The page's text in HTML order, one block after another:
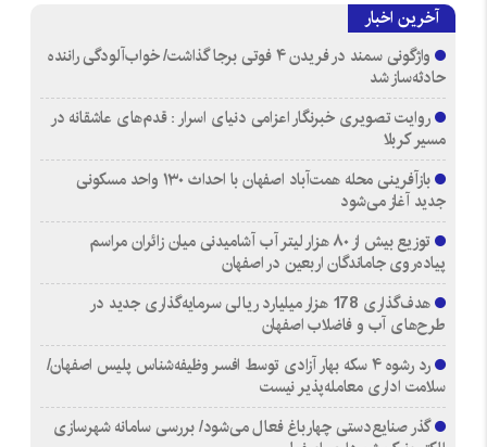
آخرین اخبار
واژگونی سمند در فریدن ۴ فوتی برجا گذاشت/ خواب‌آلودگی راننده
حادثه‌ساز شد
روایت تصویری خبرنگار اعزامی دنیای اسرار : قدم‌های عاشقانه در
مسیر کربلا
بازآفرینی محله همت‌آباد اصفهان با احداث ۱۳۰ واحد مسکونی
جدید آغاز می‌شود
توزیع بیش از ۸۰ هزار لیتر آب آشامیدنی میان زائران مراسم
پیاده‌روی جاماندگان اربعین در اصفهان
هدف‌گذاری 178 هزار میلیارد ریالی سرمایه‌گذاری جدید در
طرح‌های آب و فاضلاب اصفهان
رد رشوه ۴ سکه بهار آزادی توسط افسر وظیفه‌شناس پلیس اصفهان/
سلامت اداری معامله‌پذیر نیست
گذر صنایع‌دستی چهارباغ فعال می‌شود/ بررسی سامانه شهرسازی